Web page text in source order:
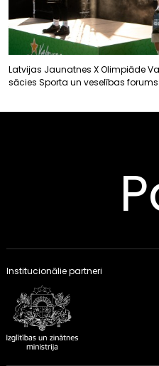
Latvijas Jaunatnes X Olimpiāde
sācies Sporta un veselības forums
Institucionālie partneri